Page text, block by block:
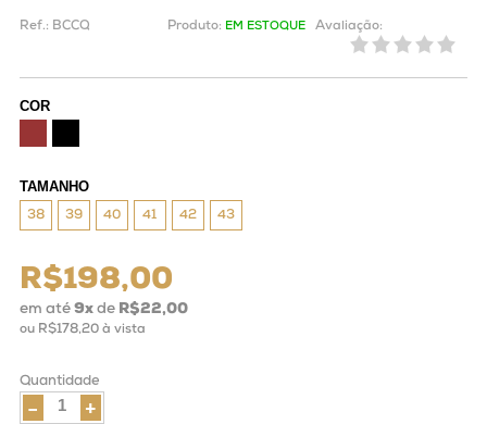
Ref.: BCCQ Produto: EM ESTOQUE Avaliação:
COR
TAMANHO
38 39 40 41 42 43
R$198,00
em até 9xde R$22,00
ou R$178,20à vista
Quantidade
+
-